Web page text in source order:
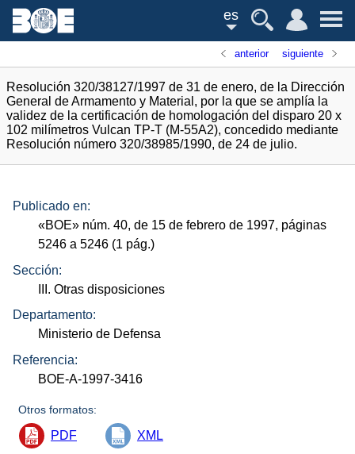
es
anterior siguiente
Resolución 320/38127/1997 de 31 de enero, de la Dirección
General de Armamento y Material, por la que se amplía la
validez de la certificación de homologación del disparo 20 x
102 milímetros Vulcan TP-T (M-55A2), concedido mediante
Resolución número 320/38985/1990, de 24 de julio.
Publicado en:
«BOE» núm. 40, de 15 de febrero de 1997, páginas
5246 a 5246 (1 pág.)
Sección:
III. Otras disposiciones
Departamento:
Ministerio de Defensa
Referencia:
BOE-A-1997-3416
Otros formatos:
PDF XML